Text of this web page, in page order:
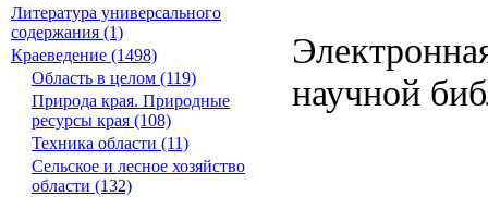
Литература универсального
содержания (1)
Краеведение (1498)
Область в целом (119)
Природа края. Природные
ресурсы края (108)
Техника области (11)
Сельское и лесное хозяйство
области (132)
научной